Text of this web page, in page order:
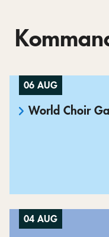
06 AUG
World Choir
04 AUG